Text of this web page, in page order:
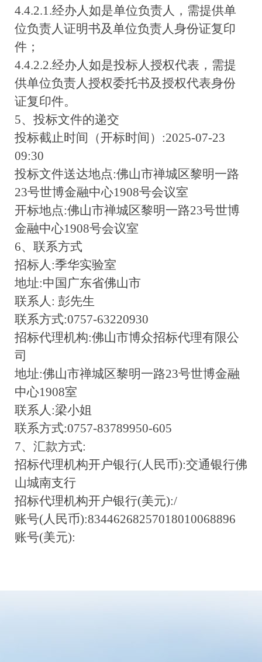
4.4.2.1.经办人如是单位负责人，需提供单
位负责人证明书及单位负责人身份证复印
件；
4.4.2.2.经办人如是投标人授权代表，需提
供单位负责人授权委托书及授权代表身份
证复印件。
5、投标文件的递交
投标截止时间（开标时间）:2025-07-23
09:30
投标文件送达地点:佛山市禅城区黎明一路
23号世博金融中心1908号会议室
开标地点:佛山市禅城区黎明一路23号世博
金融中心1908号会议室
6、联系方式
招标人:季华实验室
地址:中国广东省佛山市
联系人: 彭先生
联系方式:0757-63220930
招标代理机构:佛山市博众招标代理有限公
司
地址:佛山市禅城区黎明一路23号世博金融
中心1908室
联系人:梁小姐
联系方式:0757-83789950-605
7、汇款方式:
招标代理机构开户银行(人民币):交通银行佛
山城南支行
招标代理机构开户银行(美元):/
账号(人民币):83446268257018010068896
账号(美元):